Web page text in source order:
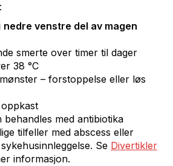
nedre venstre del av magen
smerte over timer til dager
38 °C
– forstoppelse eller løs
med antibiotika
tilfeller med abscess eller
Se Divertikler
informasjon.